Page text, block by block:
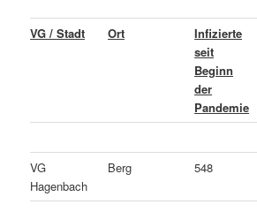
VG / Stadt Ort
Infizierte
seit
Beginn
der
Pandemie
VG
Hagenbach
Berg 548